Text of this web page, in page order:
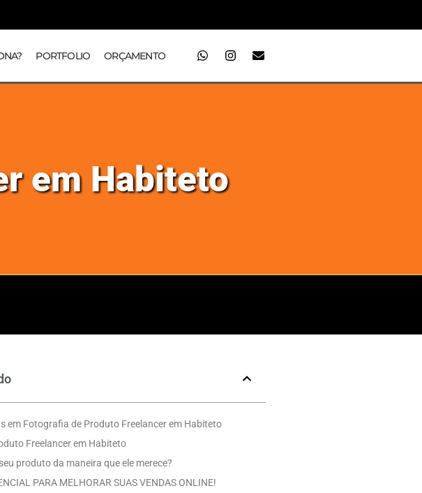
PORTFOLIO ORÇAMENTO
em Habiteto
em Fotografia de Produto Freelancer em Habiteto
Freelancer em Habiteto
produto da maneira que ele merece?
PARA MELHORAR SUAS VENDAS ONLINE!